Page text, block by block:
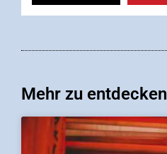
Mehr zu entdecken